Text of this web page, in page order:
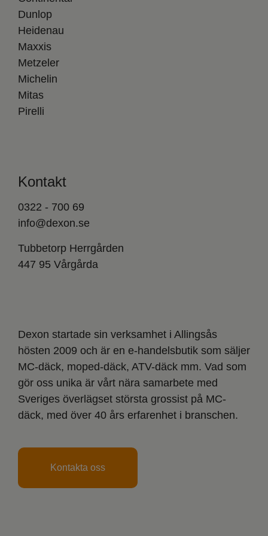
Dunlop
Heidenau
Maxxis
Metzeler
Michelin
Mitas
Pirelli
Kontakt
0322 - 700 69
info@dexon.se
Tubbetorp Herrgården
447 95 Vårgårda
Dexon startade sin verksamhet i Allingsås
hösten 2009 och är en e-handelsbutik som säljer
MC-däck, moped-däck, ATV-däck mm. Vad som
gör oss unika är vårt nära samarbete med
Sveriges överlägset största grossist på MC-
däck, med över 40 års erfarenhet i branschen.
Kontakta oss